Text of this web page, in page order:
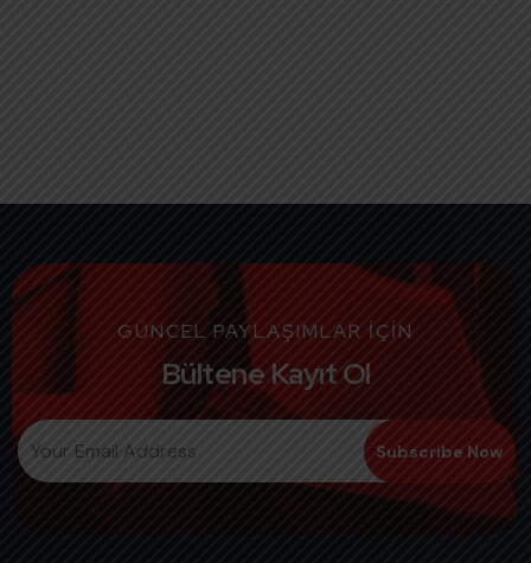
GÜNCEL PAYLAŞIMLAR İÇİN
Bültene Kayıt Ol